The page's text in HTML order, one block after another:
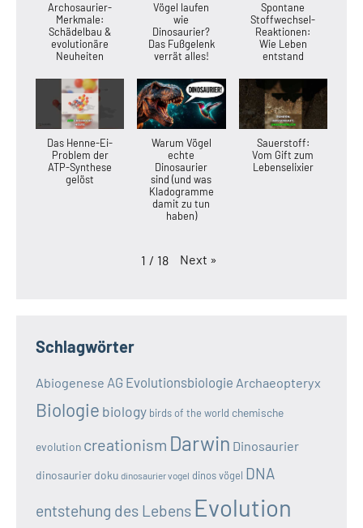
Archosaurier-
Merkmale:
Schädelbau &
evolutionäre
Neuheiten
Vögel laufen
wie
Dinosaurier?
Das Fußgelenk
verrät alles!
Spontane
Stoffwechsel-
Reaktionen:
Wie Leben
entstand
Das Henne-Ei-
Problem der
ATP-Synthese
gelöst
Warum Vögel
echte
Dinosaurier
sind (und was
Kladogramme
damit zu tun
haben)
Sauerstoff:
Vom Gift zum
Lebenselixier
1 / 18 Next »
Schlagwörter
Abiogenese AG Evolutionsbiologie Archaeopteryx
Biologie biology birds of the world chemische
evolution creationism Darwin Dinosaurier
dinosaurier doku dinosaurier vogel dinos vögel DNA
entstehung des Lebens Evolution